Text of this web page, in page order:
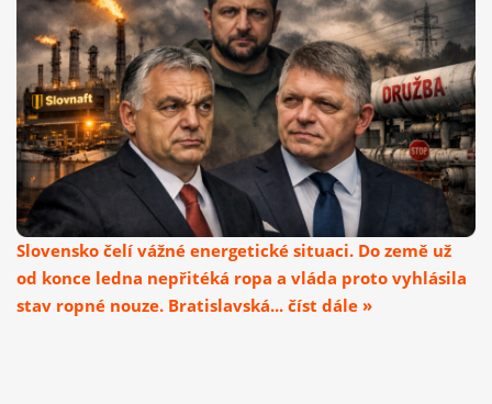
Slovensko čelí vážné energetické situaci. Do země už
od konce ledna nepřitéká ropa a vláda proto vyhlásila
stav ropné nouze. Bratislavská... číst dále »